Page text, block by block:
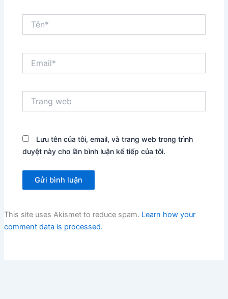
web
Lưu tên của tôi, email, và trang web trong trình
duyệt này cho lần bình luận kế tiếp của tôi.
This site uses Akismet to reduce spam. Learn how your
comment data is processed.